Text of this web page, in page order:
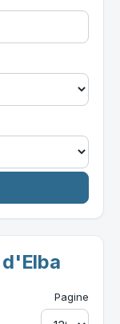
Pagine